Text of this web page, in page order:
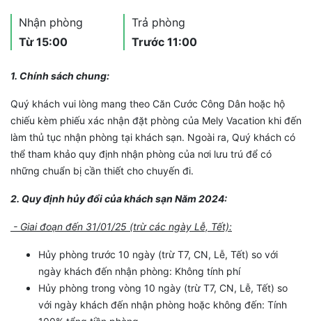
Nhận phòng
Từ 15:00
Trả phòng
Trước 11:00
1. Chính sách chung:
Quý khách vui lòng mang theo Căn Cước Công Dân hoặc hộ
chiếu kèm phiếu xác nhận đặt phòng của Mely Vacation khi đến
làm thủ tục nhận phòng tại khách sạn. Ngoài ra, Quý khách có
thể tham khảo quy định nhận phòng của nơi lưu trú để có
những chuẩn bị cần thiết cho chuyến đi.
2. Quy định hủy đổi của khách sạn Năm 2024:
- Giai đoạn đến 31/01/25 (trừ các ngày Lễ, Tết):
Hủy phòng trước 10 ngày (trừ T7, CN, Lễ, Tết) so với
ngày khách đến nhận phòng: Không tính phí
Hủy phòng trong vòng 10 ngày (trừ T7, CN, Lễ, Tết) so
với ngày khách đến nhận phòng hoặc không đến: Tính